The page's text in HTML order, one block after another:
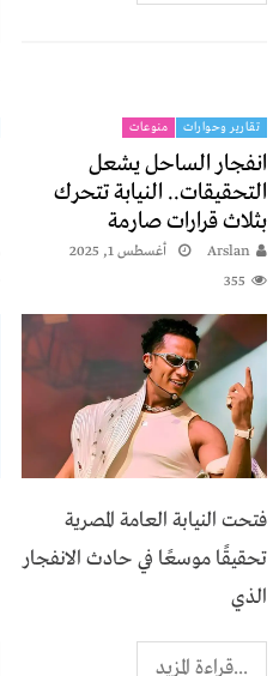
تقارير وحوارات منوعات
انفجار الساحل يشعل
التحقيقات.. النيابة تتحرك
بثلاث قرارات صارمة
Arslan
أغسطس 1, 2025
355
فتحت النيابة العامة المصرية
تحقيقًا موسعًا في حادث الانفجار
الذي
...قراءة المزيد